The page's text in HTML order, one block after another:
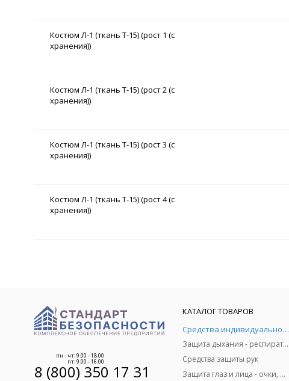
Костюм Л-1 (ткань Т-15) (рост 1 (с
хранения))
Костюм Л-1 (ткань Т-15) (рост 2 (с
хранения))
Костюм Л-1 (ткань Т-15) (рост 3 (с
хранения))
Костюм Л-1 (ткань Т-15) (рост 4 (с
хранения))
пн - чт: 9.00 - 18.00
пт: 9.00 - 16.00
8 (800) 350 17 31
КАТАЛОГ ТОВАРОВ
Средства индивидуальной защиты
Защита дыхания - респираторы, противогазы, фильтры, дозиметры
Средства защиты рук
Защита глаз и лица - очки, щитки